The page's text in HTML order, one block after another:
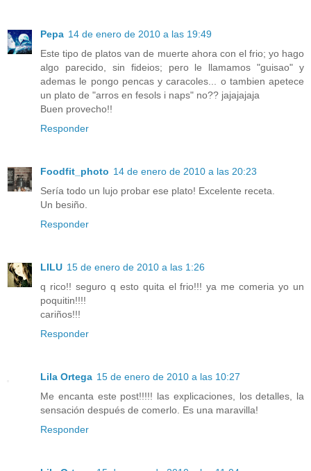
Pepa 14 de enero de 2010 a las 19:49
Este tipo de platos van de muerte ahora con el frio; yo hago
algo parecido, sin fideios; pero le llamamos "guisao" y
ademas le pongo pencas y caracoles... o tambien apetece
un plato de "arros en fesols i naps" no?? jajajajaja
Buen provecho!!
Responder
Foodfit_photo 14 de enero de 2010 a las 20:23
Sería todo un lujo probar ese plato! Excelente receta.
Un besiño.
Responder
LILU 15 de enero de 2010 a las 1:26
q rico!! seguro q esto quita el frio!!! ya me comeria yo un
poquitin!!!!
cariños!!!
Responder
Lila Ortega 15 de enero de 2010 a las 10:27
Me encanta este post!!!!! las explicaciones, los detalles, la
sensación después de comerlo. Es una maravilla!
Responder